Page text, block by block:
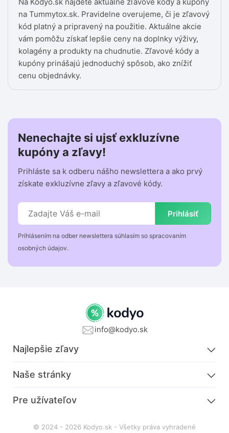
na Tummytox.sk. Pravidelne overujeme, či je zľavový
kód platný a pripravený na použitie. Aktuálne akcie
vám pomôžu získať lepšie ceny na doplnky výživy,
kolagény a produkty na chudnutie. Zľavové kódy a
kupóny prinášajú jednoduchý spôsob, ako znížiť
cenu objednávky.
Nenechajte si ujsť exkluzívne
kupóny a zľavy!
Prihláste sa k odberu nášho newslettera a ako prvý
získate exkluzívne zľavy a zľavové kódy.
Prihlásiť
Prihlásením na odber newslettera súhlasím so spracovaním
osobných údajov.
info@kodyo.sk
Najlepšie zľavy
Naše stránky
Pre užívateľov
© 2024 - 2026 Kodyo.sk - Všetky práva vyhradené